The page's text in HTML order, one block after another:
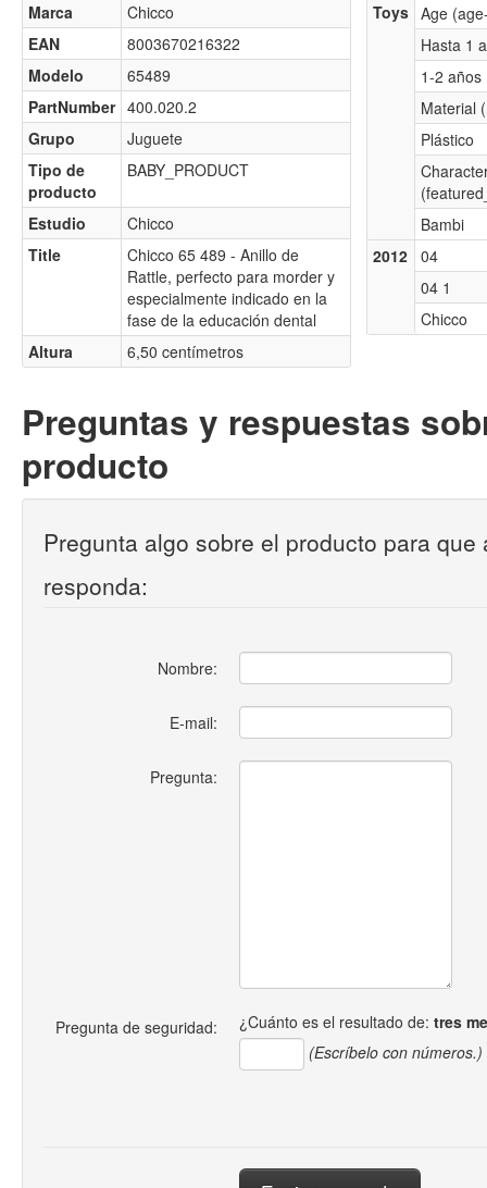
Marca
Chicco
EAN
8003670216322
Modelo
65489
PartNumber 400.020.2
Grupo
Juguete
Tipo de
producto
BABY_PRODUCT
Estudio
Chicco
Title
Chicco 65 489 - Anillo de
Rattle, perfecto para morder y
especialmente indicado en la
fase de la educación dental
Altura
6,50 centímetros
Toys Age
Hasta 1
1-2 años
Material
Plástico
Bambi
2012
04
04 1
Chicco
Preguntas y respuestas
producto
Pregunta algo sobre el producto para que
responda:
Nombre:
E-mail:
Pregunta:
Pregunta de seguridad: ¿Cuánto es el resultado de: tres
(Escríbelo con números.)